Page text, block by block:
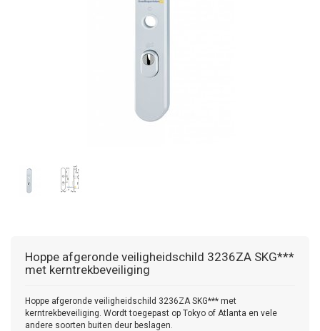
Hoppe afgeronde veiligheidschild 3236ZA SKG***
met kerntrekbeveiliging
Hoppe afgeronde veiligheidschild 3236ZA SKG*** met
kerntrekbeveiliging. Wordt toegepast op Tokyo of Atlanta en vele
andere soorten buiten deur beslagen.